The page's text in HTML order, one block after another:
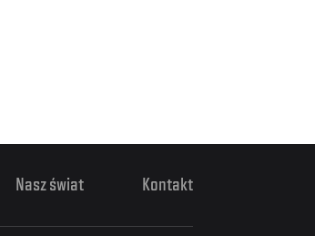
Nasz świat Kontakt